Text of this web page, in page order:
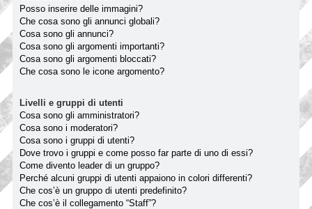
Posso inserire delle immagini?
Che cosa sono gli annunci globali?
Cosa sono gli annunci?
Cosa sono gli argomenti importanti?
Cosa sono gli argomenti bloccati?
Che cosa sono le icone argomento?
Livelli e gruppi di utenti
Cosa sono gli amministratori?
Cosa sono i moderatori?
Cosa sono i gruppi di utenti?
Dove trovo i gruppi e come posso far parte di uno di essi?
Come divento leader di un gruppo?
Perché alcuni gruppi di utenti appaiono in colori differenti?
Che cos’è un gruppo di utenti predefinito?
Che cos’è il collegamento “Staff”?